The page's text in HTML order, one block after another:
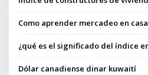
Como aprender mercadeo en casa
¿qué es el significado del índice
Dólar canadiense dinar kuwaití